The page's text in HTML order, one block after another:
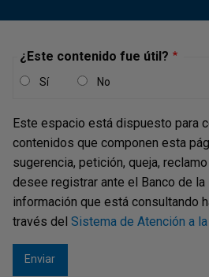
medios o las conversaciones del
Borradores de
futuro del dinero: el
CBDCs
Publicación |MIÉRCOLES, 9 DE ABRIL DE
La investigación es relevante en el
el interés de algunos bancos
CBDCs como una de las posibles
digitalización de los pagos.
¿Este contenido fue útil?
Sí No
Este espacio está dispuesto para
contenidos que componen esta
sugerencia, petición, queja,
desee registrar ante el Banco de la
información que está consultando
través del Sistema de Atención a